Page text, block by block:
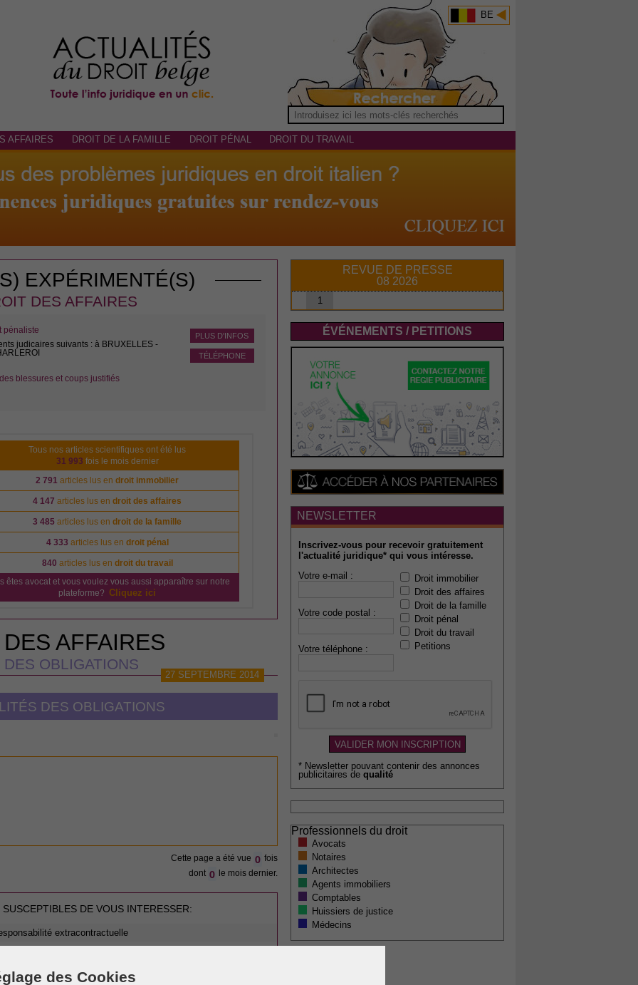
des Cookies
BE
AFFAIRES DROIT DE LA FAMILLE DROIT PÉNAL DROIT DU TRAVAIL
EXPÉRIMENTÉ(S)
DES AFFAIRES
PLUS D'INFOS
TÉLÉPHONE
pénaliste
judicaires suivants : à BRUXELLES -
blessures et coups justifiés
Tous nos articles scientifiques ont été lus
31 993 fois le mois dernier
2 791 articles lus endroit immobilier
4 147 articles lus endroit des affaires
3 485 articles lus endroit de la famille
4 333 articles lus en droit pénal
840 articles lus en droit du travail
êtes avocat et vous voulez vous aussi apparaître sur notre
plateforme? Cliquez ici
AFFAIRES
DES OBLIGATIONS
27 SEPTEMBRE 2014
DES OBLIGATIONS
Cette page a été vue 0 fois
dont 0 le mois dernier.
DE VOUS INTERESSER:
extracontractuelle
REVUE DE PRESSE
08 2026
1
ÉVÉNEMENTS / PETITIONS
NEWSLETTER
Inscrivez-vous pour recevoir gratuitement
l'actualité juridique* qui vous intéresse.
Votre e-mail :
Votre code postal :
Votre téléphone :
Droit immobilier
Droit des affaires
Droit de la famille
Droit pénal
Droit du travail
Petitions
* Newsletter pouvant contenir des annonces
publicitaires de qualité
Professionnels du droit
Avocats
Notaires
Architectes
Agents immobiliers
Comptables
Huissiers de justice
Médecins